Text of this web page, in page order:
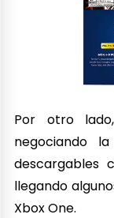
Por otro
negociando
descargables
llegando
Xbox One.